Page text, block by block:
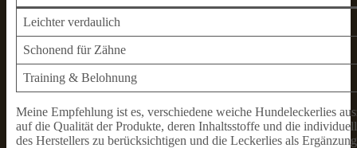
Leichter verdaulich
Schonend für Zähne
Training & Belohnung
Meine Empfehlung ist es, verschiedene weiche Hundeleckerlies
auf die Qualität der Produkte, deren Inhaltsstoffe und die
des Herstellers zu berücksichtigen und die Leckerlies als